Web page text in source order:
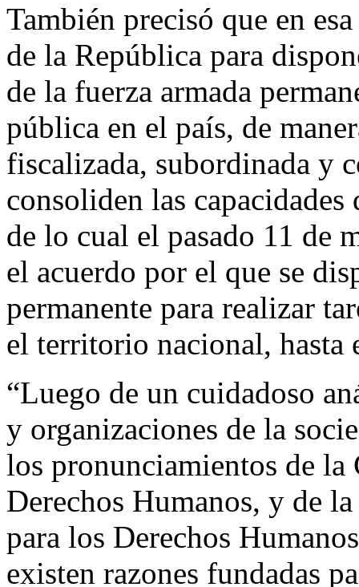
También precisó que en
de la República para
de la fuerza armada
pública en el país, de
fiscalizada, subordinada y
consoliden las
de lo cual el pasado 11 de
el acuerdo por el que se
permanente para realizar
el territorio nacional, hasta
“Luego de un cuidadoso
y organizaciones de la
los pronunciamientos de
Derechos Humanos, y de
para los Derechos
existen razones fundadas